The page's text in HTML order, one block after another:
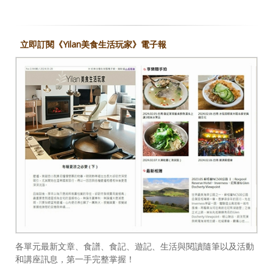
立即訂閱《Yilan美食生活玩家》電子報
各單元最新文章、食譜、食記、遊記、生活與閱讀隨筆以及活動
和講座訊息，第一手完整掌握！